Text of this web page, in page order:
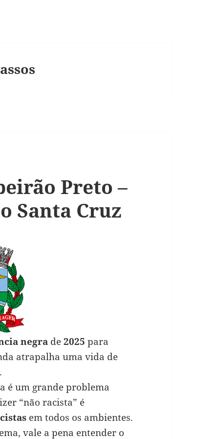
Preto –
Santa Cruz
negrade2025 para
atrapalha uma vida de
é um grande problema
“não racista” é
em todos os ambientes.
vale a pena entender o